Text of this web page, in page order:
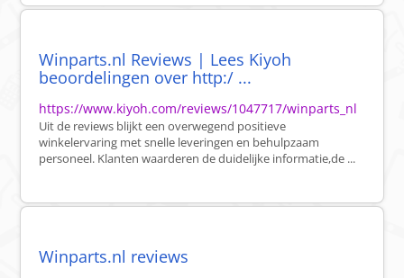
Winparts.nl Reviews | Lees Kiyoh
beoordelingen over http:/ ...
https://www.kiyoh.com/reviews/1047717/winparts_nl
Uit de reviews blijkt een overwegend positieve
winkelervaring met snelle leveringen en behulpzaam
personeel. Klanten waarderen de duidelijke informatie,de ...
Winparts.nl reviews